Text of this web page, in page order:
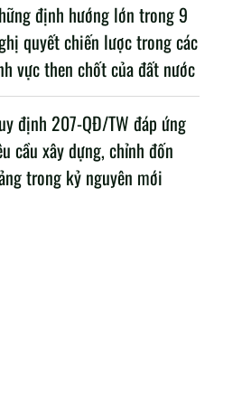
định hướng lớn trong 9
quyết chiến lược trong các
vực then chốt của đất nước
định 207-QĐ/TW đáp ứng
cầu xây dựng, chỉnh đốn
trong kỷ nguyên mới